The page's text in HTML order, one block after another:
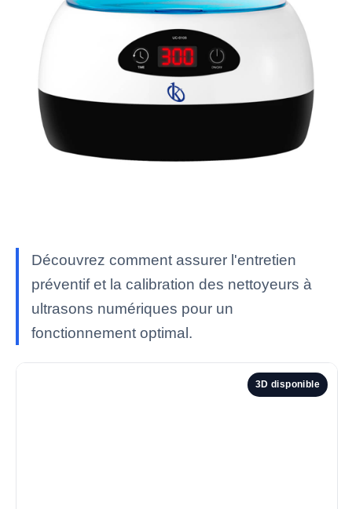
Découvrez comment assurer l'entretien
préventif et la calibration des nettoyeurs à
ultrasons numériques pour un
fonctionnement optimal.
3D disponible